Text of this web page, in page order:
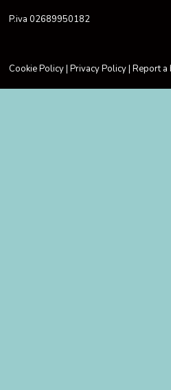
P.iva 02689950182
Cookie Policy |Privacy Policy |Report a